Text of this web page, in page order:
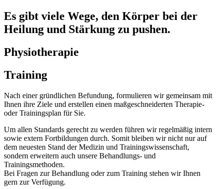
Es gibt viele Wege, den Körper bei der
Heilung und Stärkung zu pushen.
Physiotherapie
Training
Nach einer gründlichen Befundung, formulieren wir gemeinsam mit
Ihnen ihre Ziele und erstellen einen maßgeschneiderten Therapie-
oder Trainingsplan für Sie.
Um allen Standards gerecht zu werden führen wir regelmäßig intern
sowie extern Fortbildungen durch. Somit bleiben wir nicht nur auf
dem neuesten Stand der Medizin und Trainingswissenschaft,
sondern erweitern auch unsere Behandlungs- und
Trainingsmethoden.
Bei Fragen zur Behandlung oder zum Training stehen wir Ihnen
gern zur Verfügung.